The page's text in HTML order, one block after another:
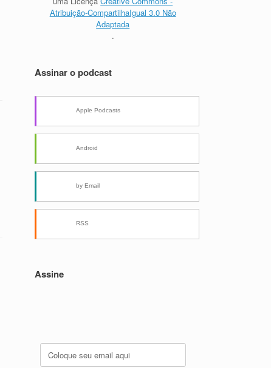
Atribuição-CompartilhaIgual 3.0 Não
Adaptada
.
Assinar o podcast
Apple Podcasts
Android
by Email
RSS
Assine